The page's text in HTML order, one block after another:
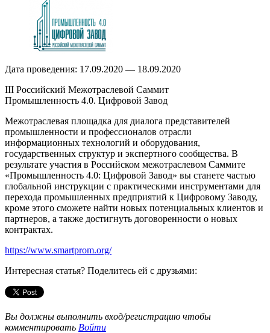
Дата проведения: 17.09.2020 — 18.09.2020
III Российский Межотраслевой Саммит
Промышленность 4.0. Цифровой Завод
Межотраслевая площадка для диалога представителей
промышленности и профессионалов отрасли
информационных технологий и оборудования,
государственных структур и экспертного сообщества. В
результате участия в Российском межотраслевом Саммите
«Промышленность 4.0: Цифровой Завод» вы станете частью
глобальной инструкции с практическими инструментами для
перехода промышленных предприятий к Цифровому Заводу,
кроме этого сможете найти новых потенциальных клиентов и
партнеров, а также достигнуть договоренности о новых
контрактах.
https://www.smartprom.org/
Интересная статья? Поделитесь ей с друзьями:
Вы должны выполнить вход/регистрацию чтобы
комментировать Войти